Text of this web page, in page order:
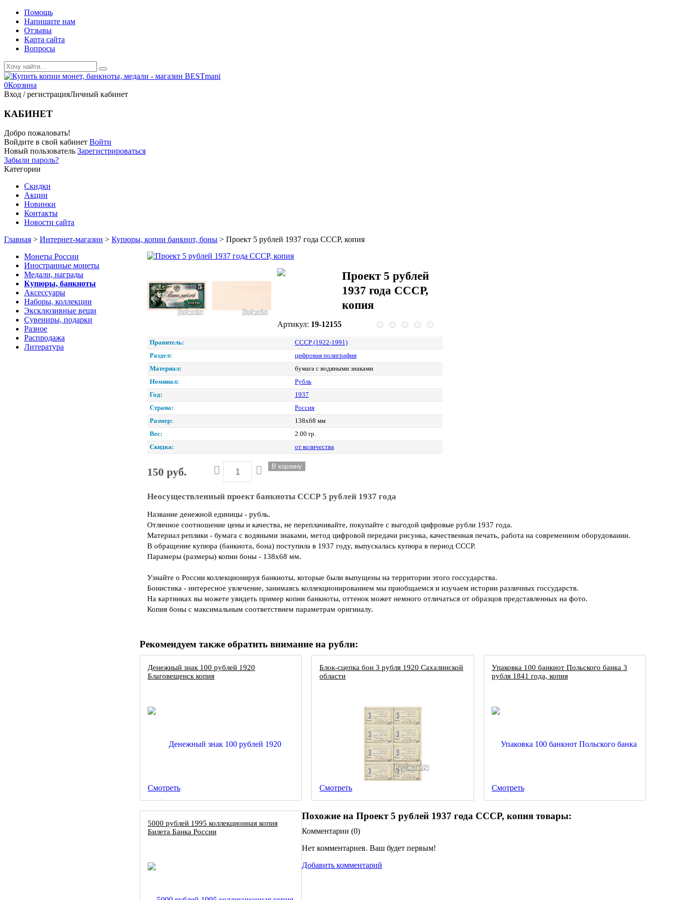
Помощь
Напишите нам
Отзывы
Карта сайта
Вопросы
0Корзина
Вход / регистрацияЛичный кабинет
КАБИНЕТ
Добро пожаловать!
Войдите в свой кабинет Войти
Новый пользователь Зарегистрироваться
Забыли пароль?
Категории
Скидки
Акции
Новинки
Контакты
Новости сайта
Главная > Интернет-магазин > Купюры, копии банкнот, боны > Проект 5 рублей 1937 года СССР, копия
Проект 5 рублей
1937 года СССР,
копия
Артикул: 19-12155
Правитель:
СССР (1922-1991)
Раздел:
цифровая полиграфия
Материал:
бумага с водяными знаками
Номинал:
Рубль
Год:
1937
Страна:
Россия
Размер:
138х68 мм
Вес:
2.00 гр.
Скидка:
от количества
150 руб.
Неосуществленный проект банкноты СССР 5 рублей 1937 года
Название денежной единицы - рубль.
Отличное соотношение цены и качества, не переплачивайте, покупайте с выгодой цифровые рубли 1937 года.
Материал реплики - бумага с водяными знаками, метод цифровой передачи рисунка, качественная печать, работа на современном оборудовании.
В обращение купюра (банкнота, бона) поступила в 1937 году, выпускалась купюра в период СССР.
Парамеры (размеры) копии боны - 138х68 мм.
Узнайте о России коллекционируя банкноты, которые были выпущены на территории этого госсударства.
Бонистика - интересное увлечение, занимаясь коллекционированием мы приобщаемся и изучаем истории различных госсударств.
На картинках вы можете увидеть пример копии банкноты, оттенок может немного отличаться от образцов представленных на фото.
Копия боны с максимальным соответствием параметрам оригиналу.
Рекомендуем также обратить внимание на рубли:
Денежный знак 100 рублей 1920
Благовещенск копия
Смотреть
Блок-сцепка бон 3 рубля 1920 Сахалинской
области
Смотреть
Упаковка 100 банкнот Польского банка 3
рубля 1841 года, копия
Смотреть
5000 рублей 1995 коллекционная копия
Билета Банка России
Похожие на Проект 5 рублей 1937 года СССР, копия товары:
Комментарии (0)
Нет комментариев. Ваш будет первым!
Добавить комментарий
Монеты России
Иностранные монеты
Медали, награды
Купюры, банкноты
Аксессуары
Наборы, коллекции
Эксклюзивные вещи
Сувениры, подарки
Разное
Распродажа
Литература